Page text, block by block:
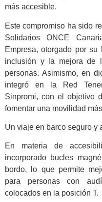
más accesible.
Este compromiso ha sido
Solidarios ONCE
Empresa, otorgado por
inclusión y la mejora de
personas. Asimismo, en
integró en la Red
Sinpromi, con el objetivo
fomentar una movilidad
Un viaje en barco seguro y
En materia de
incorporado bucles
bordo, lo que permite
para personas con
colocados en la posición T.